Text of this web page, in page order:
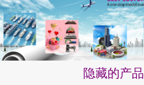
隐藏的产品